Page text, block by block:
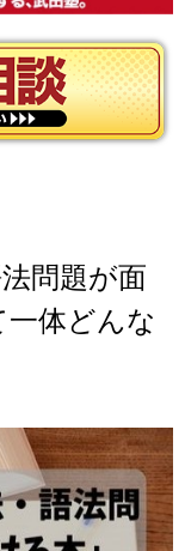
問題が面
体どんな